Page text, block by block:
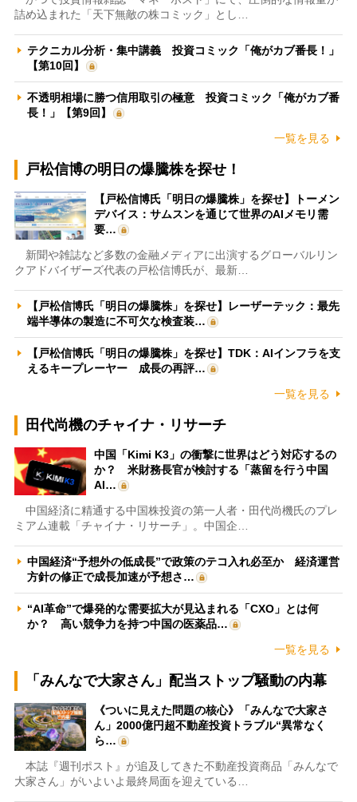
詰め込まれた「天下無敵の株コミック」とし…
テクニカル分析・集中講義 投資コミック「俺がカブ番長！」
【第10回】
不透明相場に勝つ信用取引の極意 投資コミック「俺がカブ番
長！」【第9回】
一覧を見る
戸松信博の明日の爆騰株を探せ！
【戸松信博氏「明日の爆騰株」を探せ】トーメン
デバイス：サムスンを通じて世界のAIメモリ需
要…
新聞や雑誌など多数の金融メディアに出演するグローバルリン
クアドバイザーズ代表の戸松信博氏が、最新…
【戸松信博氏「明日の爆騰株」を探せ】レーザーテック：最先
端半導体の製造に不可欠な検査装…
【戸松信博氏「明日の爆騰株」を探せ】TDK：AIインフラを支
えるキープレーヤー 成長の再評…
一覧を見る
田代尚機のチャイナ・リサーチ
中国「Kimi K3」の衝撃に世界はどう対応するの
か？ 米財務長官が検討する「蒸留を行う中国
AI…
中国経済に精通する中国株投資の第一人者・田代尚機氏のプレ
ミアム連載「チャイナ・リサーチ」。中国企…
中国経済“予想外の低成長”で政策のテコ入れ必至か 経済運営
方針の修正で成長加速が予想さ…
“AI革命”で爆発的な需要拡大が見込まれる「CXO」とは何
か？ 高い競争力を持つ中国の医薬品…
一覧を見る
「みんなで大家さん」配当ストップ騒動の内幕
《ついに見えた問題の核心》「みんなで大家さ
ん」2000億円超不動産投資トラブル“異常なく
ら…
本誌『週刊ポスト』が追及してきた不動産投資商品「みんなで
大家さん」がいよいよ最終局面を迎えている…